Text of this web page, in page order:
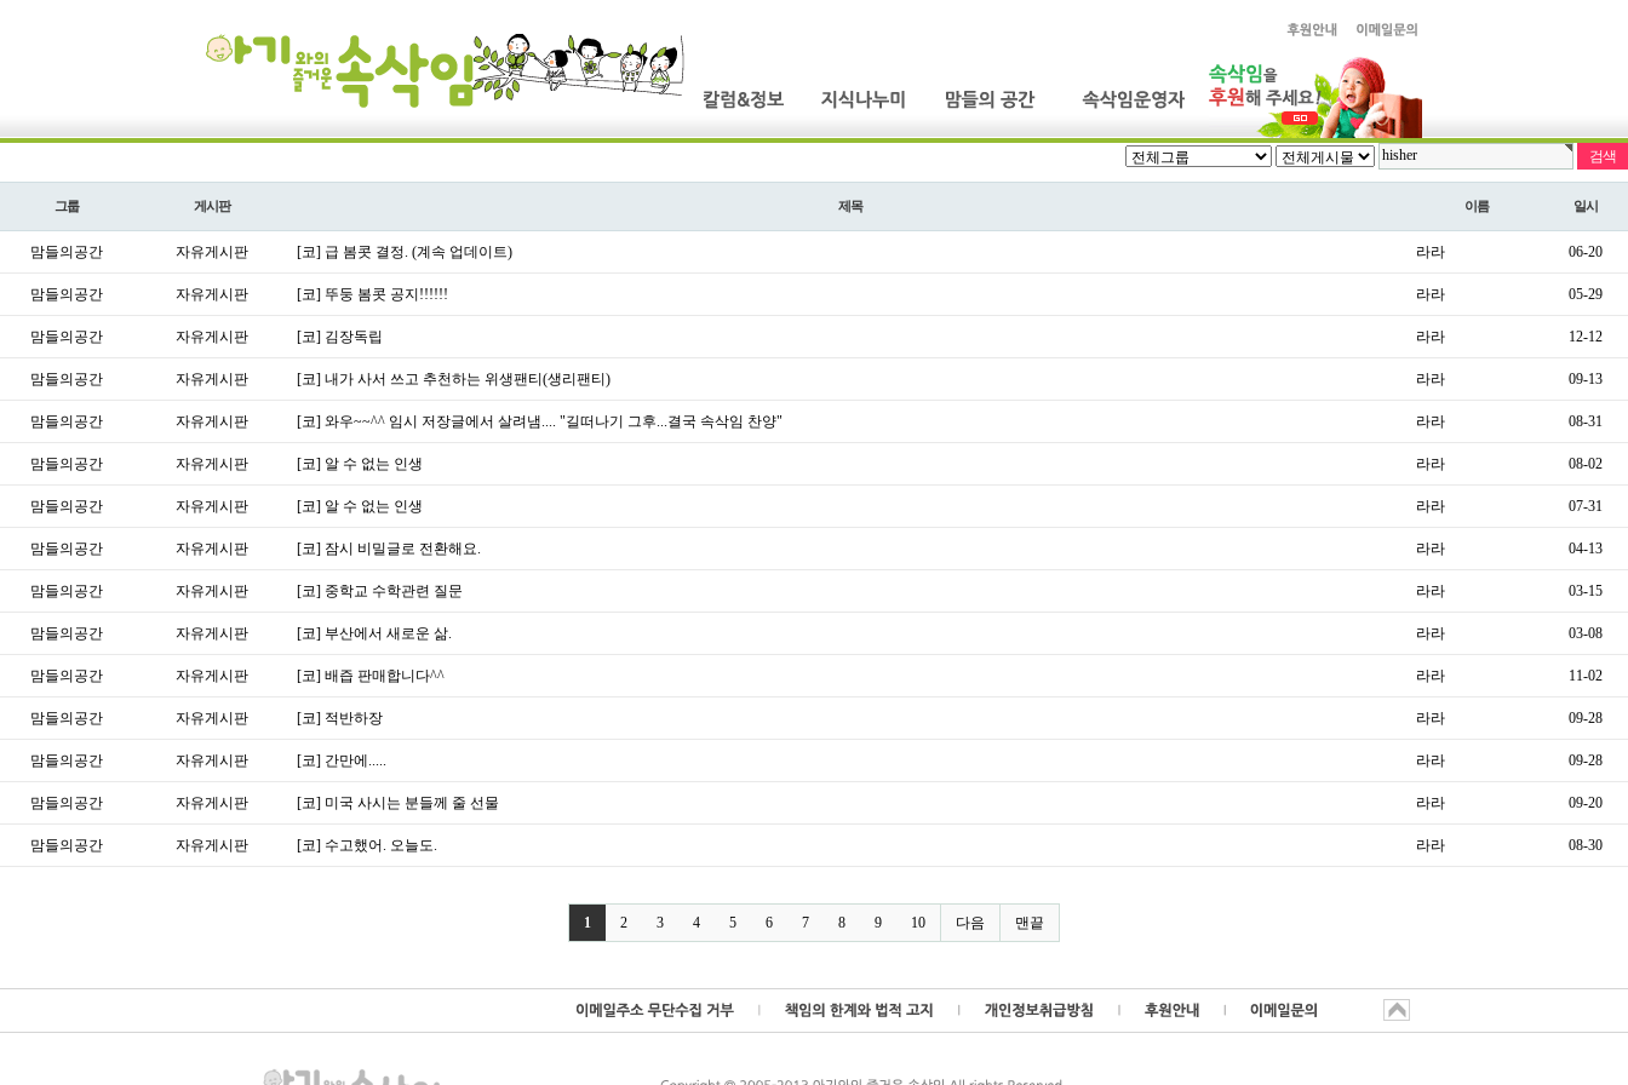
그룹 게시판 제목 이름 일시
맘들의공간 자유게시판 [코] 급 봄콧 결정. (계속 업데이트) 라라 06-20
맘들의공간 자유게시판 [코] 뚜둥 봄콧 공지!!!!!! 라라 05-29
맘들의공간 자유게시판 [코] 김장독립 라라 12-12
맘들의공간 자유게시판 [코] 내가 사서 쓰고 추천하는 위생팬티(생리팬티) 라라 09-13
맘들의공간 자유게시판 [코] 와우~~^^ 임시 저장글에서 살려냄.... "길떠나기 그후...결국 속삭임 찬양" 라라 08-31
맘들의공간 자유게시판 [코] 알 수 없는 인생 라라 08-02
맘들의공간 자유게시판 [코] 알 수 없는 인생 라라 07-31
맘들의공간 자유게시판 [코] 잠시 비밀글로 전환해요. 라라 04-13
맘들의공간 자유게시판 [코] 중학교 수학관련 질문 라라 03-15
맘들의공간 자유게시판 [코] 부산에서 새로운 삶. 라라 03-08
맘들의공간 자유게시판 [코] 배즙 판매합니다^^ 라라 11-02
맘들의공간 자유게시판 [코] 적반하장 라라 09-28
맘들의공간 자유게시판 [코] 간만에..... 라라 09-28
맘들의공간 자유게시판 [코] 미국 사시는 분들께 줄 선물 라라 09-20
맘들의공간 자유게시판 [코] 수고했어. 오늘도. 라라 08-30
1 2 3 4 5 6 7 8 9 10 다음 맨끝